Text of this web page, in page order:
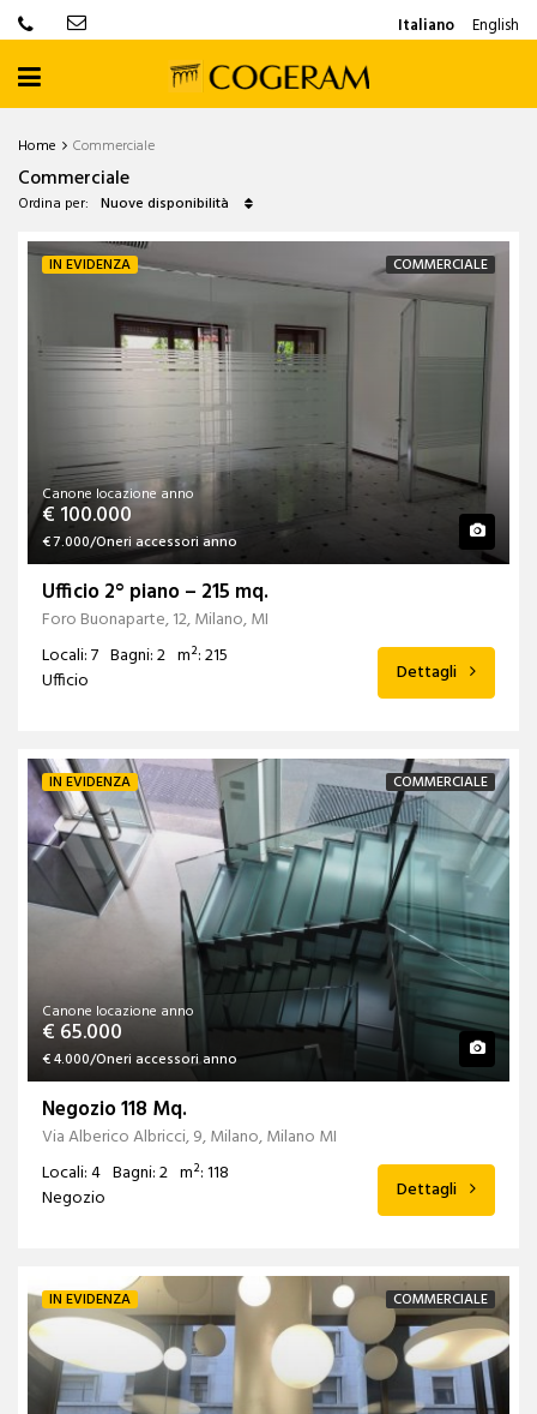
Italiano English
Home Commerciale
Commerciale
Ordina per: Nuove disponibilità
IN EVIDENZA COMMERCIALE
Canone locazione anno
€ 100.000
€ 7.000/Oneri accessori anno
Ufficio 2° piano – 215 mq.
Foro Buonaparte, 12, Milano, MI
Locali: 7 Bagni: 2 m²: 215
Ufficio
Dettagli
IN EVIDENZA COMMERCIALE
Canone locazione anno
€ 65.000
€ 4.000/Oneri accessori anno
Negozio 118 Mq.
Via Alberico Albricci, 9, Milano, Milano MI
Locali: 4 Bagni: 2 m²: 118
Negozio
Dettagli
IN EVIDENZA COMMERCIALE